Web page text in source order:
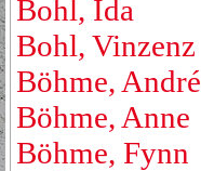
Bohl, Ida
Bohl, Vinzenz
Böhme, André
Böhme, Anne
Böhme, Fynn